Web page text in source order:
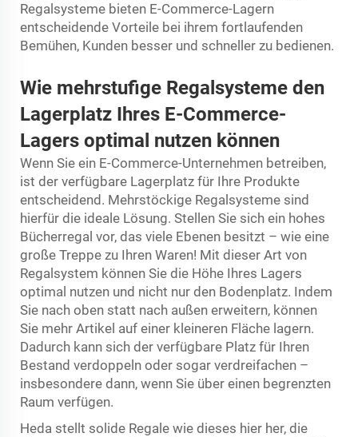
Regalsysteme bieten E-Commerce-Lagern
entscheidende Vorteile bei ihrem fortlaufenden
Bemühen, Kunden besser und schneller zu bedienen.
Wie mehrstufige Regalsysteme den
Lagerplatz Ihres E-Commerce-
Lagers optimal nutzen können
Wenn Sie ein E-Commerce-Unternehmen betreiben,
ist der verfügbare Lagerplatz für Ihre Produkte
entscheidend. Mehrstöckige Regalsysteme sind
hierfür die ideale Lösung. Stellen Sie sich ein hohes
Bücherregal vor, das viele Ebenen besitzt – wie eine
große Treppe zu Ihren Waren! Mit dieser Art von
Regalsystem können Sie die Höhe Ihres Lagers
optimal nutzen und nicht nur den Bodenplatz. Indem
Sie nach oben statt nach außen erweitern, können
Sie mehr Artikel auf einer kleineren Fläche lagern.
Dadurch kann sich der verfügbare Platz für Ihren
Bestand verdoppeln oder sogar verdreifachen –
insbesondere dann, wenn Sie über einen begrenzten
Raum verfügen.
Heda stellt solide Regale wie dieses hier her, die